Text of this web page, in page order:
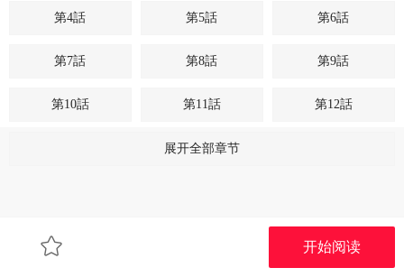
第4話 第5話 第6話
第7話 第8話 第9話
第10話 第11話 第12話
第14話
第19話
开始阅读
展开全部章节